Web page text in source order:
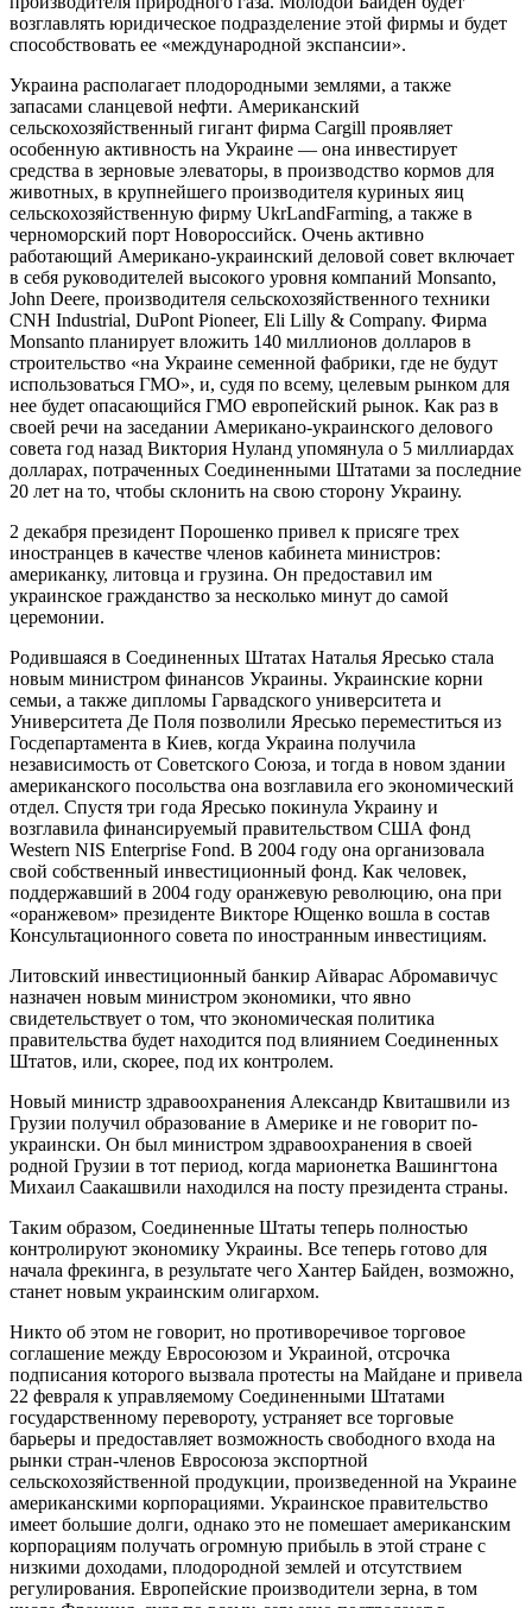
возглавлять юридическое подразделение этой фирмы и будет
способствовать ее «международной экспансии».
Украина располагает плодородными землями, а также
запасами сланцевой нефти. Американский
сельскохозяйственный гигант фирма Cargill проявляет
особенную активность на Украине — она инвестирует
средства в зерновые элеваторы, в производство кормов для
животных, в крупнейшего производителя куриных яиц
сельскохозяйственную фирму UkrLandFarming, а также в
черноморский порт Новороссийск. Очень активно
работающий Американо-украинский деловой совет включает
в себя руководителей высокого уровня компаний Monsanto,
John Deere, производителя сельскохозяйственного техники
CNH Industrial, DuPont Pioneer, Eli Lilly & Company. Фирма
Monsanto планирует вложить 140 миллионов долларов в
строительство «на Украине семенной фабрики, где не будут
использоваться ГМО», и, судя по всему, целевым рынком для
нее будет опасающийся ГМО европейский рынок. Как раз в
своей речи на заседании Американо-украинского делового
совета год назад Виктория Нуланд упомянула о 5 миллиардах
долларах, потраченных Соединенными Штатами за последние
20 лет на то, чтобы склонить на свою сторону Украину.
2 декабря президент Порошенко привел к присяге трех
иностранцев в качестве членов кабинета министров:
американку, литовца и грузина. Он предоставил им
украинское гражданство за несколько минут до самой
церемонии.
Родившаяся в Соединенных Штатах Наталья Яресько стала
новым министром финансов Украины. Украинские корни
семьи, а также дипломы Гарвадского университета и
Университета Де Поля позволили Яресько переместиться из
Госдепартамента в Киев, когда Украина получила
независимость от Советского Союза, и тогда в новом здании
американского посольства она возглавила его экономический
отдел. Спустя три года Яресько покинула Украину и
возглавила финансируемый правительством США фонд
Western NIS Enterprise Fond. В 2004 году она организовала
свой собственный инвестиционный фонд. Как человек,
поддержавший в 2004 году оранжевую революцию, она при
«оранжевом» президенте Викторе Ющенко вошла в состав
Консультационного совета по иностранным инвестициям.
Литовский инвестиционный банкир Айварас Абромавичус
назначен новым министром экономики, что явно
свидетельствует о том, что экономическая политика
правительства будет находится под влиянием Соединенных
Штатов, или, скорее, под их контролем.
Новый министр здравоохранения Александр Квиташвили из
Грузии получил образование в Америке и не говорит по-
украински. Он был министром здравоохранения в своей
родной Грузии в тот период, когда марионетка Вашингтона
Михаил Саакашвили находился на посту президента страны.
Таким образом, Соединенные Штаты теперь полностью
контролируют экономику Украины. Все теперь готово для
начала фрекинга, в результате чего Хантер Байден, возможно,
станет новым украинским олигархом.
Никто об этом не говорит, но противоречивое торговое
соглашение между Евросоюзом и Украиной, отсрочка
подписания которого вызвала протесты на Майдане и привела
22 февраля к управляемому Соединенными Штатами
государственному перевороту, устраняет все торговые
барьеры и предоставляет возможность свободного входа на
рынки стран-членов Евросоюза экспортной
сельскохозяйственной продукции, произведенной на Украине
американскими корпорациями. Украинское правительство
имеет большие долги, однако это не помешает американским
корпорациям получать огромную прибыль в этой стране с
низкими доходами, плодородной землей и отсутствием
регулирования. Европейские производители зерна, в том